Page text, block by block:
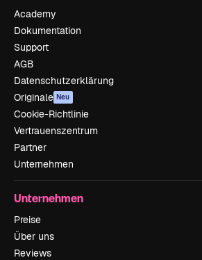
Academy
Dokumentation
Support
AGB
Datenschutzerklärung
Originale Neu
Cookie-Richtlinie
Vertrauenszentrum
Partner
Unternehmen
Unternehmen
Preise
Über uns
Reviews